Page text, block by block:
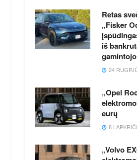
Retas
„Fisker
iš
gamintojo
24
„Opel
eurų
8
„Volvo